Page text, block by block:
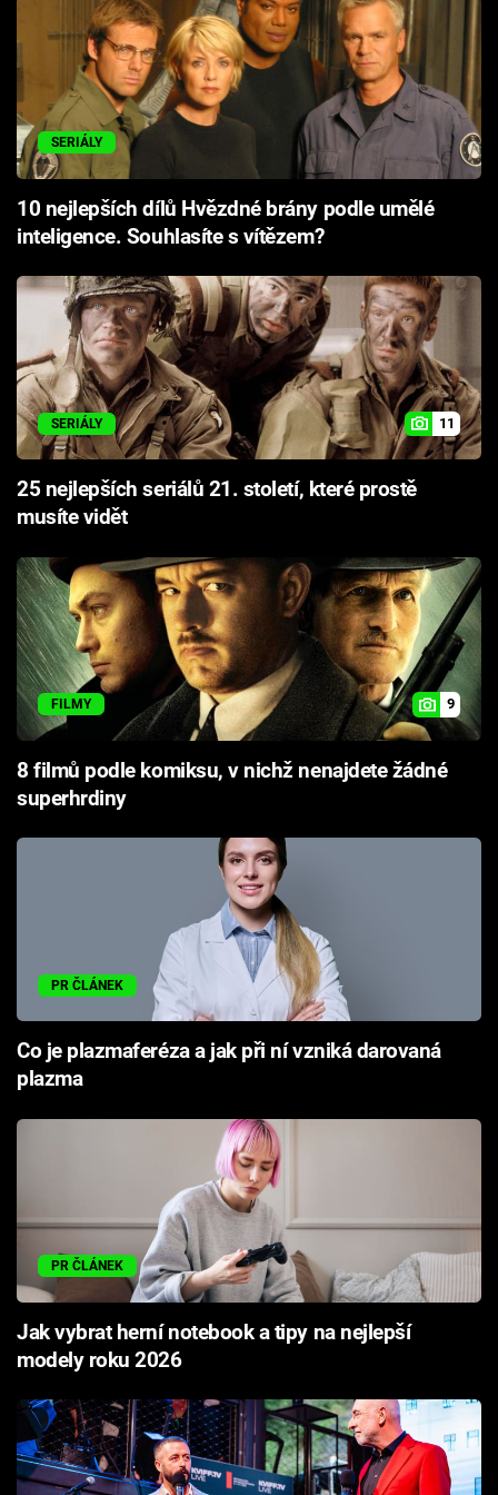
SERIÁLY
10 nejlepších dílů Hvězdné brány podle umělé
inteligence. Souhlasíte s vítězem?
SERIÁLY 11
25 nejlepších seriálů 21. století, které prostě
musíte vidět
FILMY 9
8 filmů podle komiksu, v nichž nenajdete žádné
superhrdiny
PR ČLÁNEK
Co je plazmaferéza a jak při ní vzniká darovaná
plazma
PR ČLÁNEK
Jak vybrat herní notebook a tipy na nejlepší
modely roku 2026